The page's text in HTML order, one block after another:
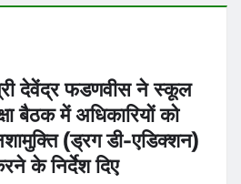
देवेंद्र फडणवीस ने स्कूल
बैठक में अधिकारियों को
(ड्रग डी-एडिक्शन)
के निर्देश दिए